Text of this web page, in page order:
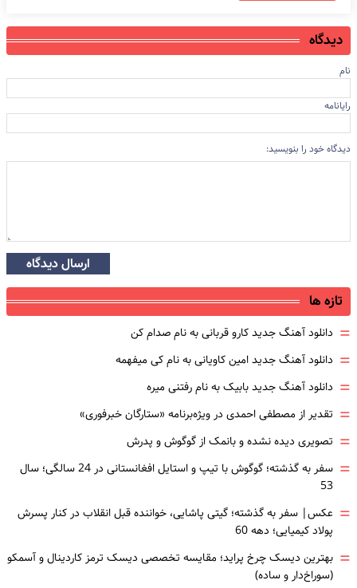
دیدگاه
نام
رایانامه
دیدگاه خود را بنویسید:
ارسال دیدگاه
تازه ها
= دانلود آهنگ جدید کارو قربانی به نام صدام کن
= دانلود آهنگ جدید امین کاویانی به نام کی میفهمه
= دانلود آهنگ جدید بابیک به نام رفتنی میره
= تقدیر از مصطفی احمدی در ویژه‌برنامه «ستارگان خبرفوری»
= تصویری دیده نشده و بانمک از گوگوش و پدرش
=
سفر به گذشته؛ گوگوش با تیپ و استایل افغانستانی در 24 سالگی؛ سال
53
= عکس| سفر به گذشته؛ گیتی پاشایی، خواننده قبل انقلاب در کنار پسرش
پولاد کیمیایی؛ دهه 60
= بهترین دیسک چرخ پراید؛ مقایسه تخصصی دیسک ترمز کاردینال و آسمکو
(سوراخ‌دار و ساده)